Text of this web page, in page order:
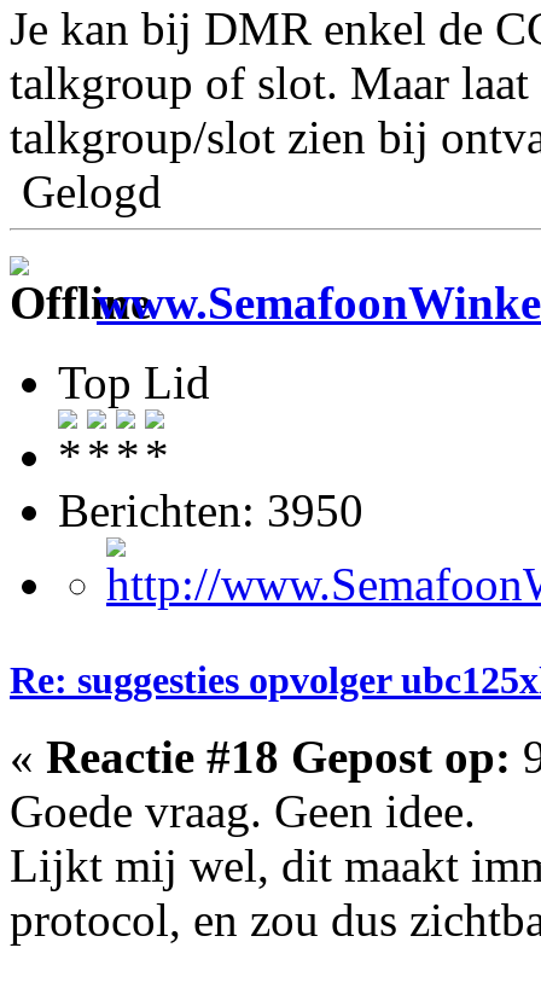
Je kan bij DMR enkel de
talkgroup of slot. Maar
talkgroup/slot zien bij
Gelogd
Top Lid
Berichten: 3950
Re: suggesties opvolger
« Reactie #18 Gepost op:
Goede vraag. Geen idee.
Lijkt mij wel, dit maakt
protocol, en zou dus